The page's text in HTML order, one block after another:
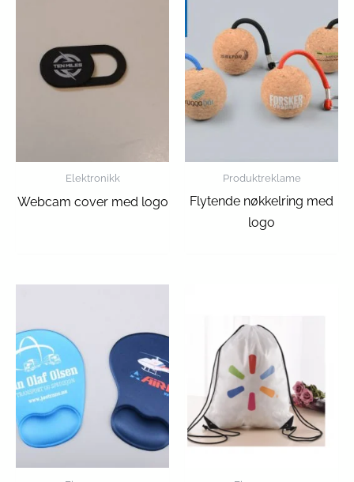
Elektronikk
Webcam cover med logo
Produktreklame
Flytende nøkkelring med
logo